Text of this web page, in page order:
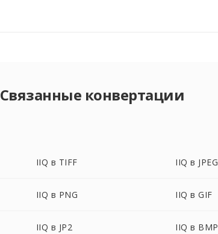
Связанные конвертации
IIQ в TIFF IIQ в JPEG
IIQ в PNG IIQ в GIF
IIQ в JP2 IIQ в BMP